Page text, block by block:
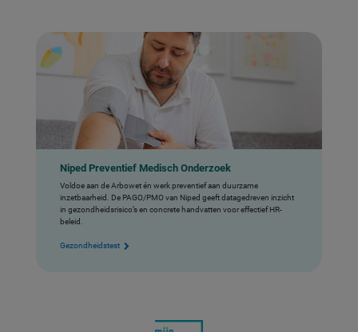
Niped Preventief Medisch Onderzoek
Voldoe aan de Arbowet én werk preventief aan duurzame
inzetbaarheid. De PAGO/PMO van Niped geeft datagedreven inzicht
in gezondheidsrisico’s en concrete handvatten voor effectief HR-
beleid.
Gezondheidstest